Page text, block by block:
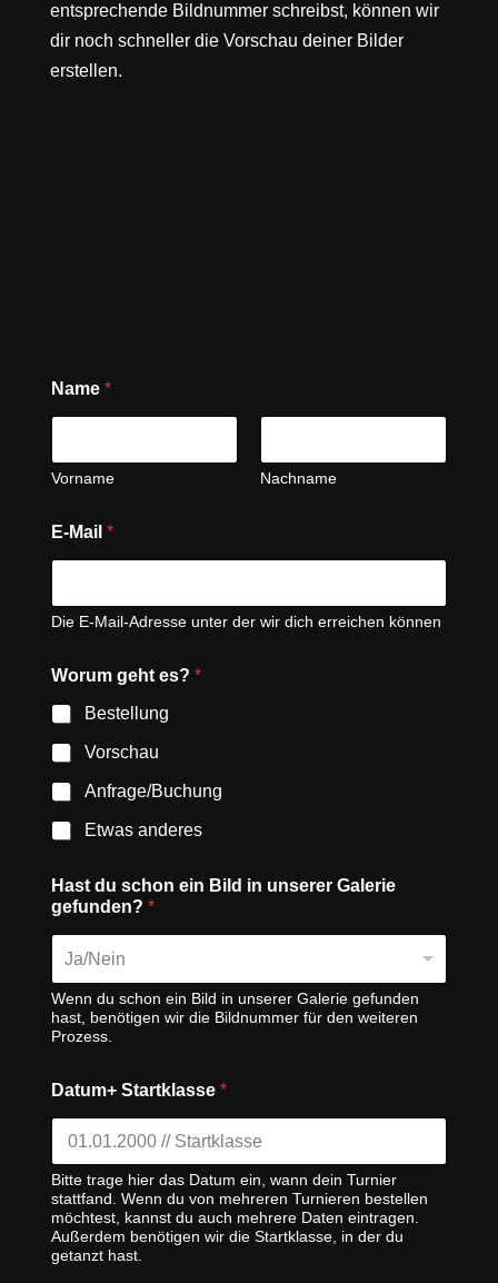
entsprechende Bildnummer schreibst, können wir
dir noch schneller die Vorschau deiner Bilder
erstellen.
Name *
Vorname Nachname
E-Mail *
Die E-Mail-Adresse unter der wir dich erreichen können
Worum geht es? *
Bestellung
Vorschau
Anfrage/Buchung
Etwas anderes
Hast du schon ein Bild in unserer Galerie
gefunden? *
Ja/Nein
Wenn du schon ein Bild in unserer Galerie gefunden
hast, benötigen wir die Bildnummer für den weiteren
Prozess.
Datum+ Startklasse *
Bitte trage hier das Datum ein, wann dein Turnier
stattfand. Wenn du von mehreren Turnieren bestellen
möchtest, kannst du auch mehrere Daten eintragen.
Außerdem benötigen wir die Startklasse, in der du
getanzt hast.